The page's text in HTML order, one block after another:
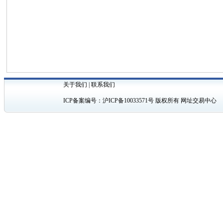
关于我们 |联系我们
ICP备案编号：沪ICP备10033571号 版权所有 网址交易中心